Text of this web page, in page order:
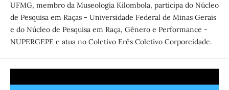
UFMG, membro da Museologia Kilombola, participa do Núcleo
de Pesquisa em Raças - Universidade Federal de Minas Gerais
e do Núcleo de Pesquisa em Raça, Gênero e Performance -
NUPERGEPE e atua no Coletivo Erês Coletivo Corporeidade.